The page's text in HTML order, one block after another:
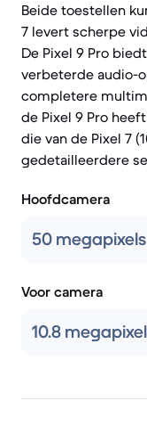
Beide toestellen
7 levert scherpe
De Pixel 9 Pro
verbeterde audio-
completere
de Pixel 9 Pro
die van de Pixel 7
gedetailleerdere
Hoofdcamera
50 megapixels
Voor camera
10.8